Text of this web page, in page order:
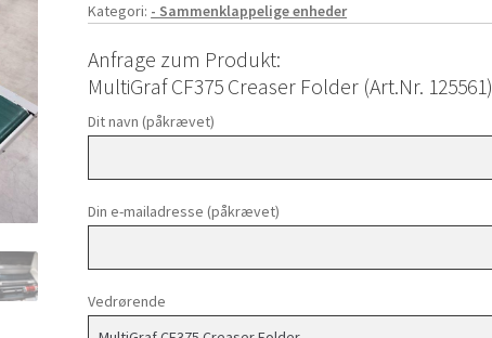
Kategori: - Sammenklappelige enheder
Anfrage zum Produkt:
MultiGraf CF375 Creaser Folder (Art.Nr. 125561)
Dit navn (påkrævet)
Din e-mailadresse (påkrævet)
Vedrørende